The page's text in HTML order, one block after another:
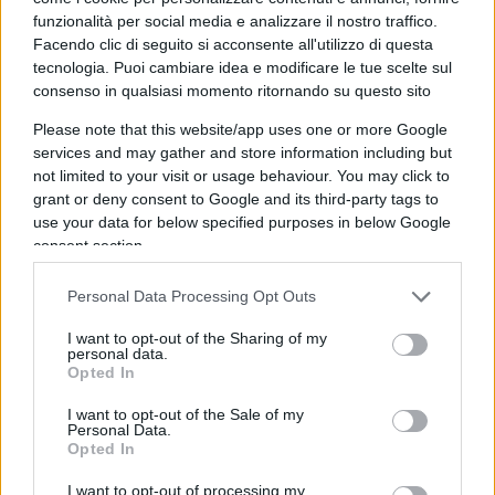
funzionalità per social media e analizzare il nostro traffico.
Facendo clic di seguito si acconsente all'utilizzo di questa
tecnologia. Puoi cambiare idea e modificare le tue scelte sul
consenso in qualsiasi momento ritornando su questo sito
Please note that this website/app uses one or more Google
services and may gather and store information including but
not limited to your visit or usage behaviour. You may click to
grant or deny consent to Google and its third-party tags to
use your data for below specified purposes in below Google
consent section.
Personal Data Processing Opt Outs
I want to opt-out of the Sharing of my
personal data.
Opted In
I want to opt-out of the Sale of my
Personal Data.
Opted In
I want to opt-out of processing my
governo.
In generale, in tutto il mondo ancora libero, l’idea
che sia la famiglia la responsabile dell’istruzione
dei figli (come recita anche la nostra stessa
Costituzione) è statacompletamente sovvertita
oggi è lo Stato che educa i figli e i loro genitori
devono accettarlo, mantenendo un ruolo
residuale di collaborazione all’educazione.
La famiglia
La famiglia è nelle mani dello Stato. La
moltiplicazione dei modelli di famiglia, a
prescindere da quel che si possa pensare delle